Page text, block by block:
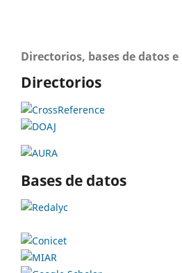
Directorios, bases de datos
Directorios
Bases de datos